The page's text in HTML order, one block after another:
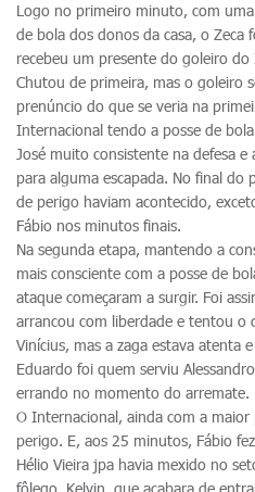
Logo no primeiro minuto, com
de bola dos donos da casa, o Zeca
recebeu um presente do goleiro
Chutou de primeira, mas o goleiro
prenúncio do que se veria na
Internacional tendo a posse de
José muito consistente na defesa
para alguma escapada. No final do
de perigo haviam acontecido,
Fábio nos minutos finais.
Na segunda etapa, mantendo a
mais consciente com a posse de
ataque começaram a surgir. Foi
arrancou com liberdade e tentou o
Vinícius, mas a zaga estava atenta
Eduardo foi quem serviu
errando no momento do arremate.
O Internacional, ainda com a
perigo. E, aos 25 minutos, Fábio
Hélio Vieira jpa havia mexido no
fôlego. Kelvin, que acabara de